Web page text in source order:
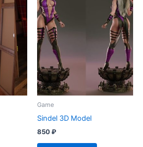
Game
Sindel 3D Model
850₽